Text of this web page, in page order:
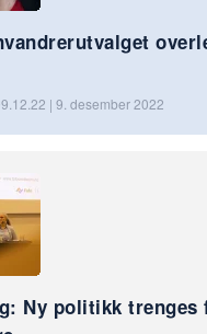
| 9. desember 2022
Ny politikk trenges